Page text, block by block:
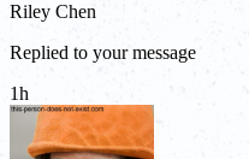
Riley Chen
Replied to your message
1h